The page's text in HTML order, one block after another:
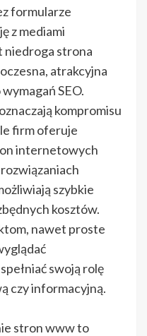
formularze
z mediami
niedroga strona
atrakcyjna
SEO.
kompromisu
firm oferuje
internetowych
szybkie
kosztów.
nawet proste
swoją rolę
czy informacyjną.
stron www to